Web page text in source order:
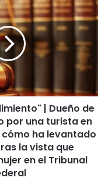
| Dueño de
por una turista en
ha levantado
la vista que
en el Tribunal